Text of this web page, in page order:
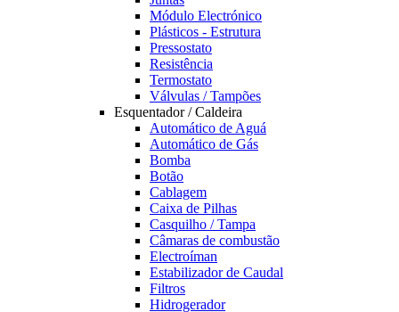
Módulo Electrónico
Plásticos - Estrutura
Pressostato
Resistência
Termostato
Válvulas / Tampões
Esquentador / Caldeira
Automático de Aguá
Automático de Gás
Bomba
Botão
Cablagem
Caixa de Pilhas
Casquilho / Tampa
Câmaras de combustão
Electroíman
Estabilizador de Caudal
Filtros
Hidrogerador